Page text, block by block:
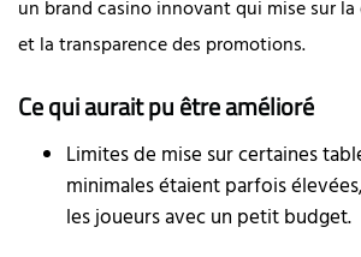
un brand casino innovant qui mise sur
et la transparence des promotions.
Ce qui aurait pu être amélioré
Limites de mise sur certaines
minimales étaient parfois
les joueurs avec un petit budget.